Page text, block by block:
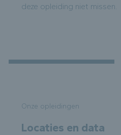
deze opleiding niet missen.
Onze opleidingen
Locaties en data